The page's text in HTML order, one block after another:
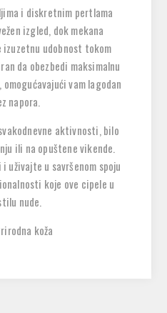
i diskretnim pertlama
izgled, dok mekana
udobnost tokom
da obezbedi maksimalnu
vam lagodan
napora.
aktivnosti, bilo
ili na opuštene vikende.
uživajte u savršenom spoju
koje ove cipele u
nude.
koža